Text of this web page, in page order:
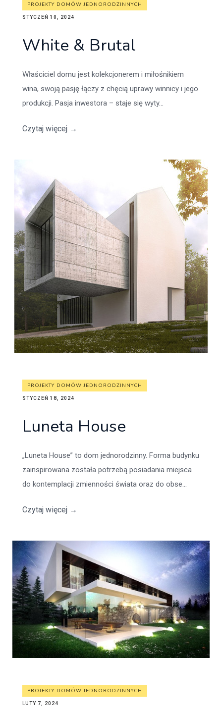
PROJEKTY DOMÓW JEDNORODZINNYCH
STYCZEŃ 10, 2024
White & Brutal
Właściciel domu jest kolekcjonerem i miłośnikiem
wina, swoją pasję łączy z chęcią uprawy winnicy i jego
produkcji. Pasja inwestora – staje się wyty...
Czytaj więcej →
PROJEKTY DOMÓW JEDNORODZINNYCH
STYCZEŃ 18, 2024
Luneta House
„Luneta House” to dom jednorodzinny. Forma budynku
zainspirowana została potrzebą posiadania miejsca
do kontemplacji zmienności świata oraz do obse...
Czytaj więcej →
PROJEKTY DOMÓW JEDNORODZINNYCH
LUTY 7, 2024